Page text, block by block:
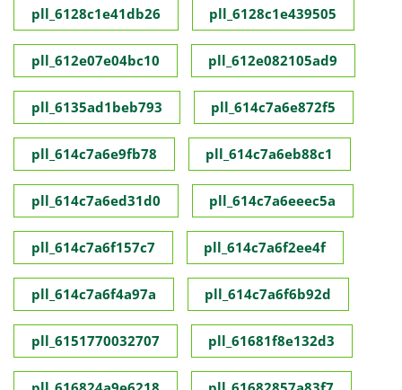
pll_6128c1e41db26 pll_6128c1e439505
pll_612e07e04bc10 pll_612e082105ad9
pll_6135ad1beb793 pll_614c7a6e872f5
pll_614c7a6e9fb78 pll_614c7a6eb88c1
pll_614c7a6ed31d0 pll_614c7a6eeec5a
pll_614c7a6f157c7 pll_614c7a6f2ee4f
pll_614c7a6f4a97a pll_614c7a6f6b92d
pll_6151770032707 pll_61681f8e132d3